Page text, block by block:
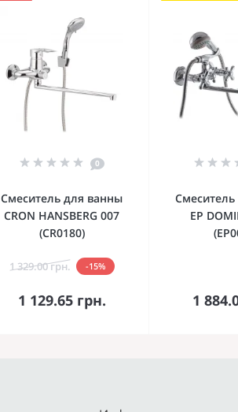
0
Смеситель для ванны
CRON HANSBERG 007
(CR0180)
1 329.00 грн. -15%
1 129.65 грн.
В корзину
EP
1 В